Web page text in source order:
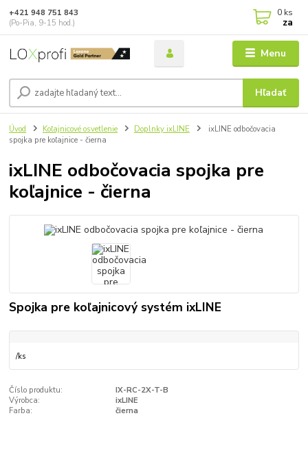
Menu
Hľadať
+421 948 751 843
(Po-Pia, 9-15 hod.)
0 ks
za
Úvod Koľajnicové osvetlenie Doplnky ixLINE
ixLINE odbočovacia
spojka pre koľajnice - čierna
ixLINE odbočovacia spojka pre
koľajnice - čierna
Spojka pre koľajnicový systém ixLINE
/ks
Číslo produktu:
IX-RC-2X-T-B
Výrobca:
ixLINE
Farba:
čierna